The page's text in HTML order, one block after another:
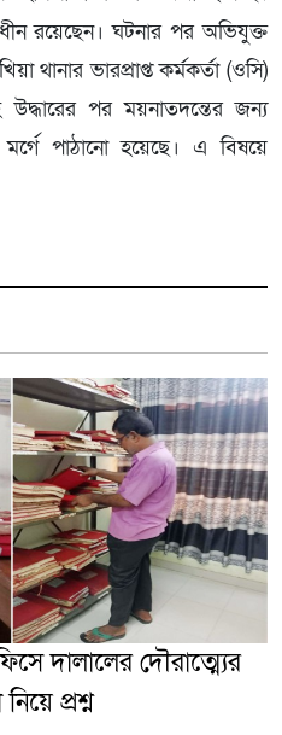
রয়েছেন। ঘটনার পর অভিযুক্ত
থানার ভারপ্রাপ্ত কর্মকর্তা (ওসি)
পর ময়নাতদন্তের জন্য
পাঠানো হয়েছে। এ বিষয়ে
দালালের দৌরাত্ম্যের
প্রশ্ন